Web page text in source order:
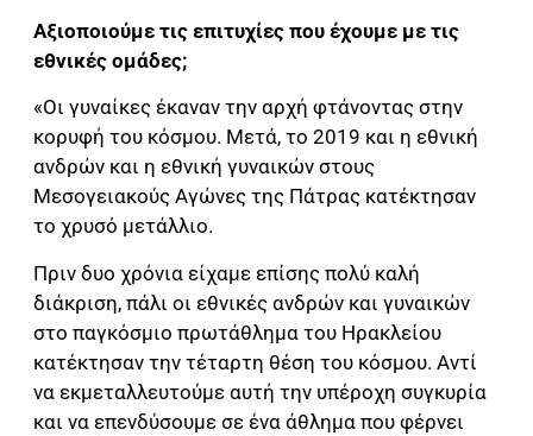
Αξιοποιούμε τις επιτυχίες που έχουμε με τις
εθνικές ομάδες;
«Οι γυναίκες έκαναν την αρχή φτάνοντας στην
κορυφή του κόσμου. Μετά, το 2019 και η εθνική
ανδρών και η εθνική γυναικών στους
Μεσογειακούς Αγώνες της Πάτρας κατέκτησαν
το χρυσό μετάλλιο.
Πριν δυο χρόνια είχαμε επίσης πολύ καλή
διάκριση, πάλι οι εθνικές ανδρών και γυναικών
στο παγκόσμιο πρωτάθλημα του Ηρακλείου
κατέκτησαν την τέταρτη θέση του κόσμου. Αντί
να εκμεταλλευτούμε αυτή την υπέροχη συγκυρία
και να επενδύσουμε σε ένα άθλημα που φέρνει